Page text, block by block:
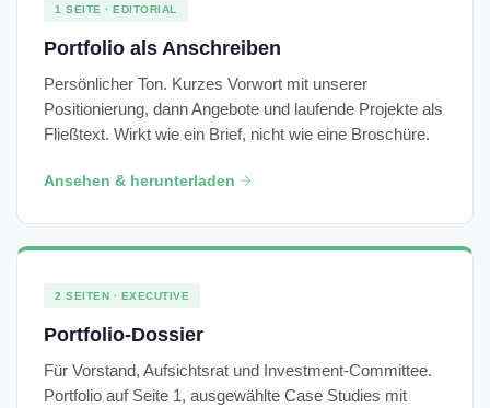
1 SEITE · EDITORIAL
Portfolio als Anschreiben
Persönlicher Ton. Kurzes Vorwort mit unserer
Positionierung, dann Angebote und laufende Projekte als
Fließtext. Wirkt wie ein Brief, nicht wie eine Broschüre.
Ansehen & herunterladen
2 SEITEN · EXECUTIVE
Portfolio-Dossier
Für Vorstand, Aufsichtsrat und Investment-Committee.
Portfolio auf Seite 1, ausgewählte Case Studies mit